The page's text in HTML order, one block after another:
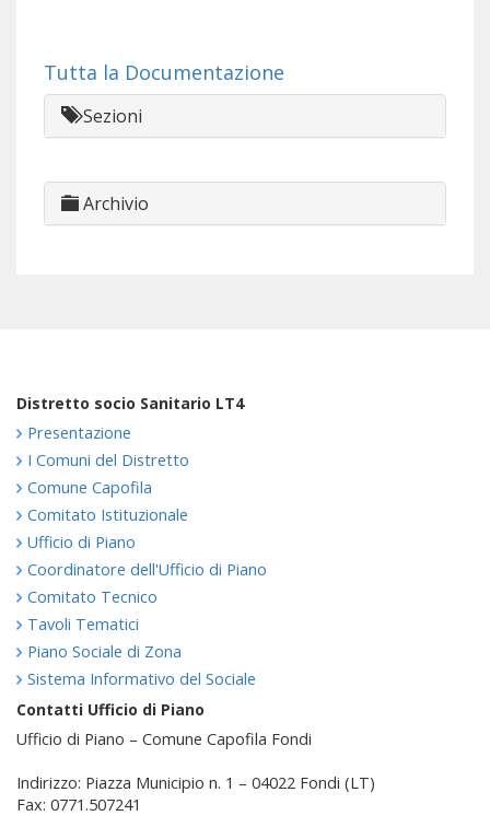
Tutta la Documentazione
Sezioni
Archivio
Distretto socio Sanitario LT4
Presentazione
I Comuni del Distretto
Comune Capofila
Comitato Istituzionale
Ufficio di Piano
Coordinatore dell'Ufficio di Piano
Comitato Tecnico
Tavoli Tematici
Piano Sociale di Zona
Sistema Informativo del Sociale
Contatti Ufficio di Piano
Ufficio di Piano – Comune Capofila Fondi
Indirizzo: Piazza Municipio n. 1 – 04022 Fondi (LT)
Fax: 0771.507241